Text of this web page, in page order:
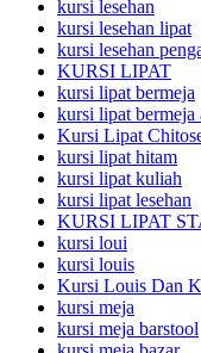
kursi lesehan
kursi lesehan lipat
kursi lesehan
KURSI LIPAT
kursi lipat bermeja
kursi lipat
Kursi Lipat
kursi lipat hitam
kursi lipat kuliah
kursi lipat lesehan
KURSI LIPAT
kursi loui
kursi louis
Kursi Louis Dan
kursi meja
kursi meja barstool